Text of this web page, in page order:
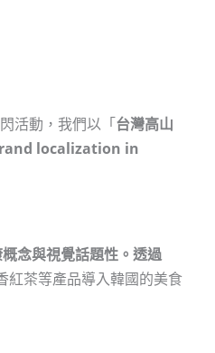
活動，我們以「台灣高山
localization in
念與視覺話題性。透過
紅茶等產品導入韓國的美食